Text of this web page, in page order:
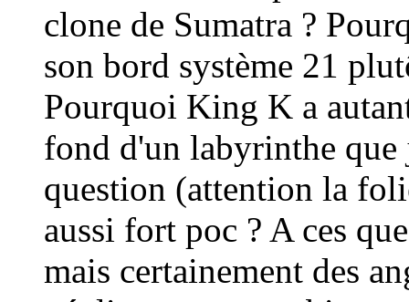
clone de Sumatra ?
son bord système 21
Pourquoi King K a
fond d'un labyrinthe que
question (attention la
aussi fort poc ? A ces
mais certainement des